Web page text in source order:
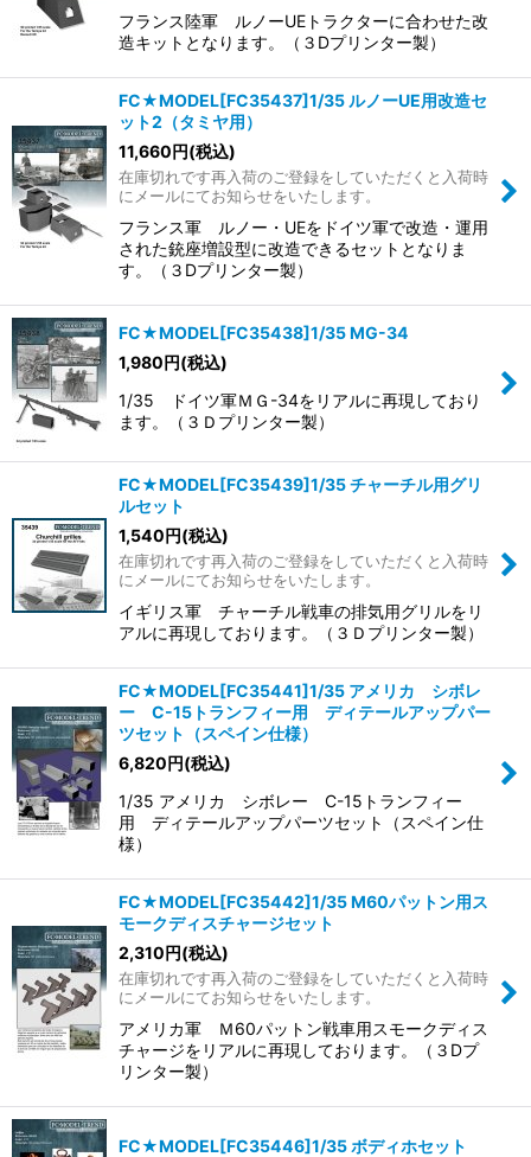
絞り込む
フランス陸軍 ルノーUEトラクターに合わせた改
造キットとなります。（３Dプリンター製）
FC★MODEL[FC35437]1/35 ルノーUE用改造セ
ット2（タミヤ用）
11,660円(税込)
在庫切れです再入荷のご登録をしていただくと入荷時
にメールにてお知らせをいたします。
フランス軍 ルノー・UEをドイツ軍で改造・運用
された銃座増設型に改造できるセットとなりま
す。（３Dプリンター製）
FC★MODEL[FC35438]1/35 MG-34
1,980円(税込)
1/35 ドイツ軍ＭＧ-34をリアルに再現しており
ます。（３Ｄプリンター製）
FC★MODEL[FC35439]1/35 チャーチル用グリ
ルセット
1,540円(税込)
在庫切れです再入荷のご登録をしていただくと入荷時
にメールにてお知らせをいたします。
イギリス軍 チャーチル戦車の排気用グリルをリ
アルに再現しております。（３Ｄプリンター製）
FC★MODEL[FC35441]1/35 アメリカ シボレ
ー C-15トランフィー用 ディテールアップパー
ツセット（スペイン仕様）
6,820円(税込)
1/35 アメリカ シボレー C-15トランフィー
用 ディテールアップパーツセット（スペイン仕
様）
FC★MODEL[FC35442]1/35 M60パットン用ス
モークディスチャージセット
2,310円(税込)
在庫切れです再入荷のご登録をしていただくと入荷時
にメールにてお知らせをいたします。
アメリカ軍 Ｍ60パットン戦車用スモークディス
チャージをリアルに再現しております。（３Dプ
リンター製）
FC★MODEL[FC35446]1/35 ボディホセット